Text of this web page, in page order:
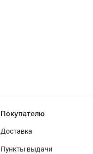
Покупателю
Доставка
Пункты выдачи